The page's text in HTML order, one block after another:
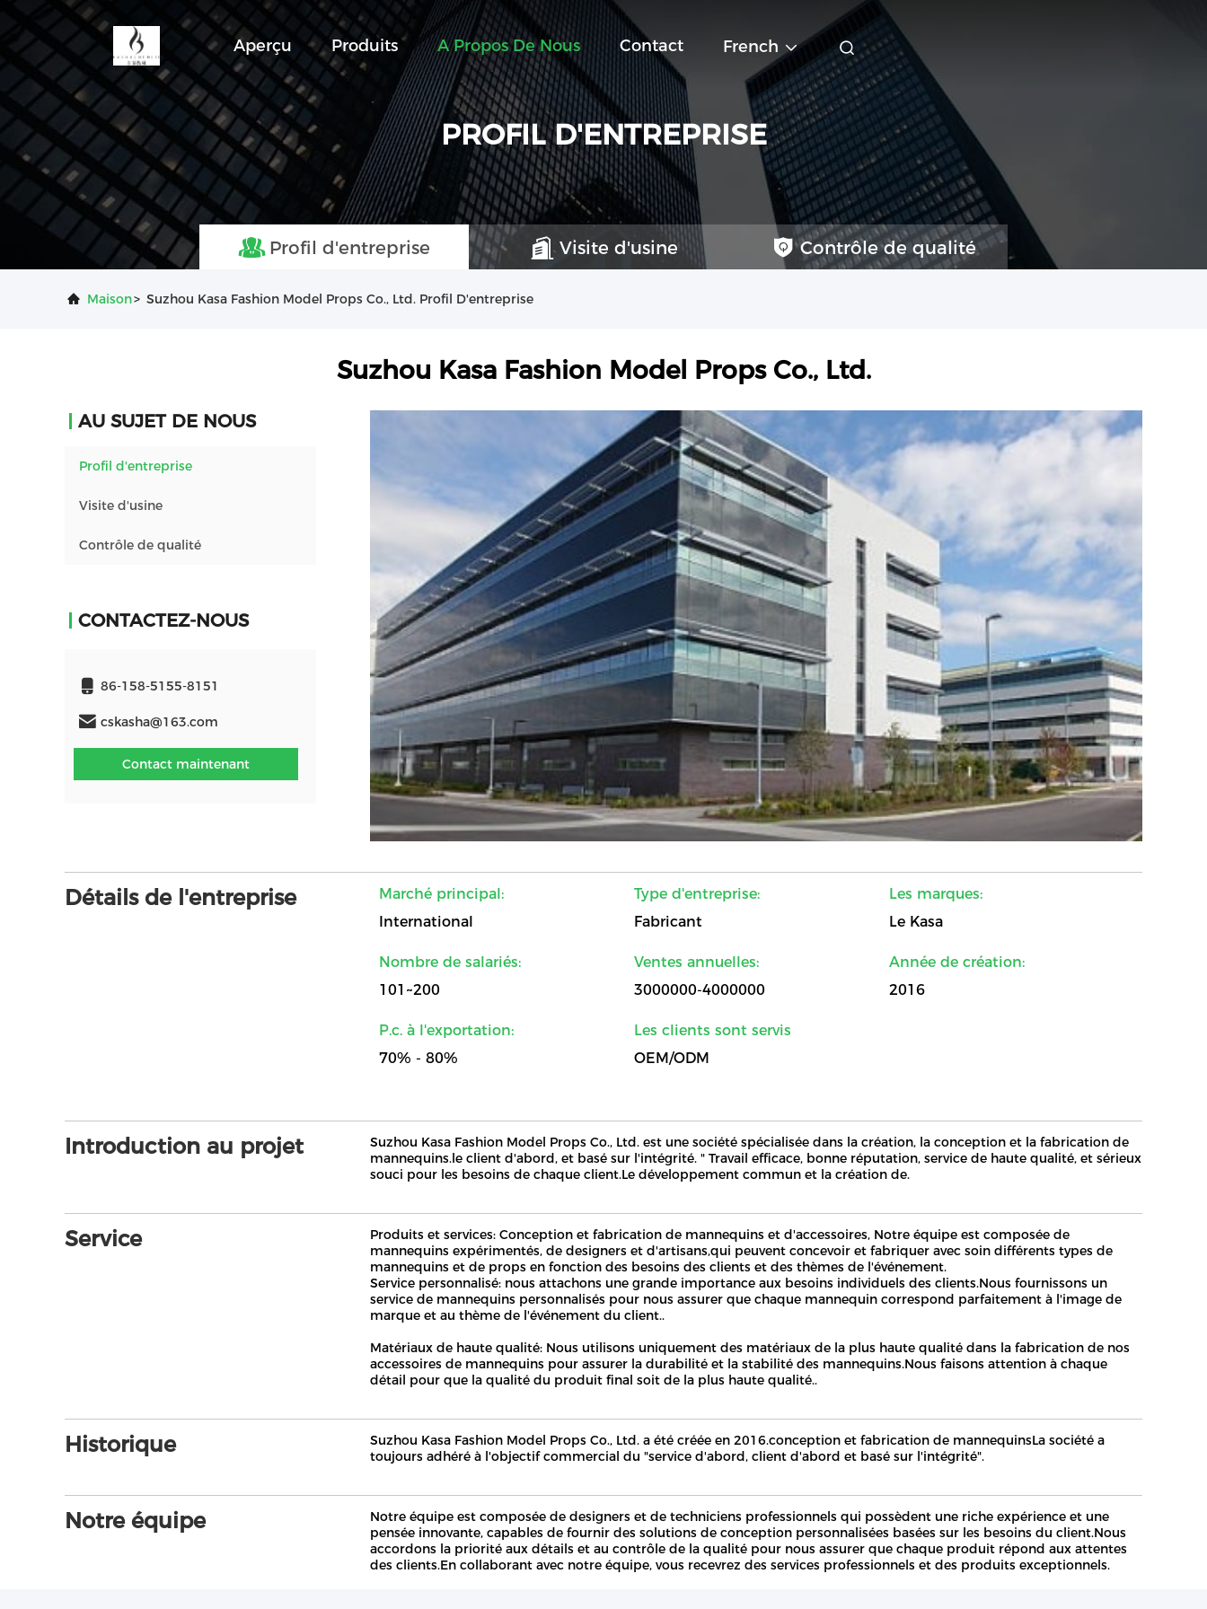
Aperçu Produits A Propos De Nous Contact French
PROFIL D'ENTREPRISE
Profil d'entreprise Visite d'usine Contrôle de qualité
Maison> Suzhou Kasa Fashion Model Props Co., Ltd. Profil D'entreprise
Suzhou Kasa Fashion Model Props Co., Ltd.
AU SUJET DE NOUS
Profil d'entreprise
Visite d'usine
Contrôle de qualité
CONTACTEZ-NOUS
86-158-5155-8151
cskasha@163.com
Contact maintenant
Détails de l'entreprise
Marché principal:
International
Type d'entreprise:
Fabricant
Les marques:
Le Kasa
Nombre de salariés:
101~200
Ventes annuelles:
3000000-4000000
Année de création:
2016
P.c. à l'exportation:
70% - 80%
Les clients sont servis
OEM/ODM
Introduction au projet
Suzhou Kasa Fashion Model Props Co., Ltd. est une société spécialisée dans la création, la conception et la fabrication de
mannequins.le client d'abord, et basé sur l'intégrité. " Travail efficace, bonne réputation, service de haute qualité, et sérieux
souci pour les besoins de chaque client.Le développement commun et la création de.
Service
Produits et services: Conception et fabrication de mannequins et d'accessoires, Notre équipe est composée de
mannequins expérimentés, de designers et d'artisans,qui peuvent concevoir et fabriquer avec soin différents types de
mannequins et de props en fonction des besoins des clients et des thèmes de l'événement.
Service personnalisé: nous attachons une grande importance aux besoins individuels des clients.Nous fournissons un
service de mannequins personnalisés pour nous assurer que chaque mannequin correspond parfaitement à l'image de
marque et au thème de l'événement du client..
Matériaux de haute qualité: Nous utilisons uniquement des matériaux de la plus haute qualité dans la fabrication de nos
accessoires de mannequins pour assurer la durabilité et la stabilité des mannequins.Nous faisons attention à chaque
détail pour que la qualité du produit final soit de la plus haute qualité..
Historique
Suzhou Kasa Fashion Model Props Co., Ltd. a été créée en 2016.conception et fabrication de mannequinsLa société a
toujours adhéré à l'objectif commercial du "service d'abord, client d'abord et basé sur l'intégrité".
Notre équipe
Notre équipe est composée de designers et de techniciens professionnels qui possèdent une riche expérience et une
pensée innovante, capables de fournir des solutions de conception personnalisées basées sur les besoins du client.Nous
accordons la priorité aux détails et au contrôle de la qualité pour nous assurer que chaque produit répond aux attentes
des clients.En collaborant avec notre équipe, vous recevrez des services professionnels et des produits exceptionnels.